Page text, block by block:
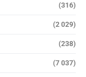
(316)
(2 029)
(238)
(7 037)